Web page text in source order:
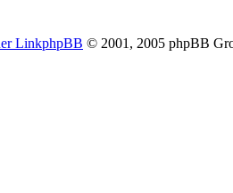
phpBB © 2001, 2005 phpBB